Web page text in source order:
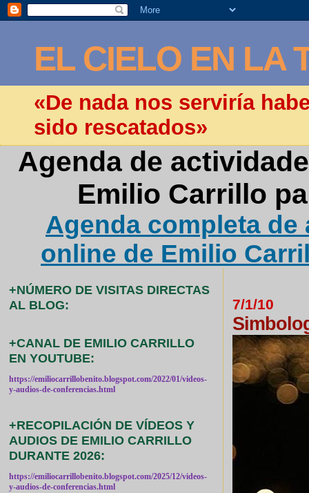
EL CIELO EN LA
«De nada nos serviría
sido rescatados»
Agenda de
Emilio Carrillo
Agenda completa
online de Emilio
7/1/10
+NÚMERO DE VISITAS DIRECTAS
AL BLOG:
+CANAL DE EMILIO CARRILLO
EN YOUTUBE:
https://emiliocarrillobenito.blogspot.com/2022/01/videos-
y-audios-de-conferencias.html
+RECOPILACIÓN DE VÍDEOS Y
AUDIOS DE EMILIO CARRILLO
DURANTE 2026:
https://emiliocarrillobenito.blogspot.com/2025/12/videos-
y-audios-de-conferencias.html